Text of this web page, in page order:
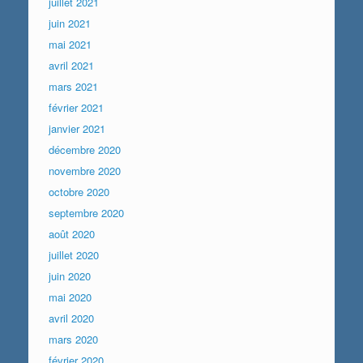
juin 2021
mai 2021
avril 2021
mars 2021
février 2021
janvier 2021
décembre 2020
novembre 2020
octobre 2020
septembre 2020
août 2020
juillet 2020
juin 2020
mai 2020
avril 2020
mars 2020